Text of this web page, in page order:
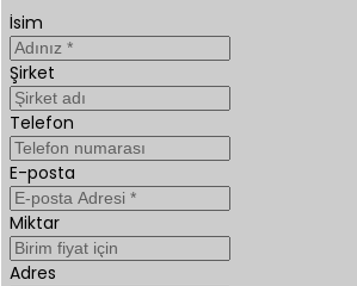
İsim
Şirket
Telefon
E-posta
Miktar
Adres